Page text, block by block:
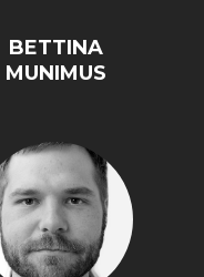
BETTINA
MUNIMUS